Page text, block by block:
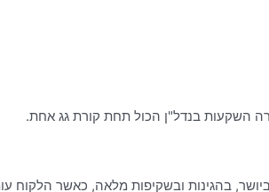
השקעות בנדל"ן הכול תחת קורת גג אחת.